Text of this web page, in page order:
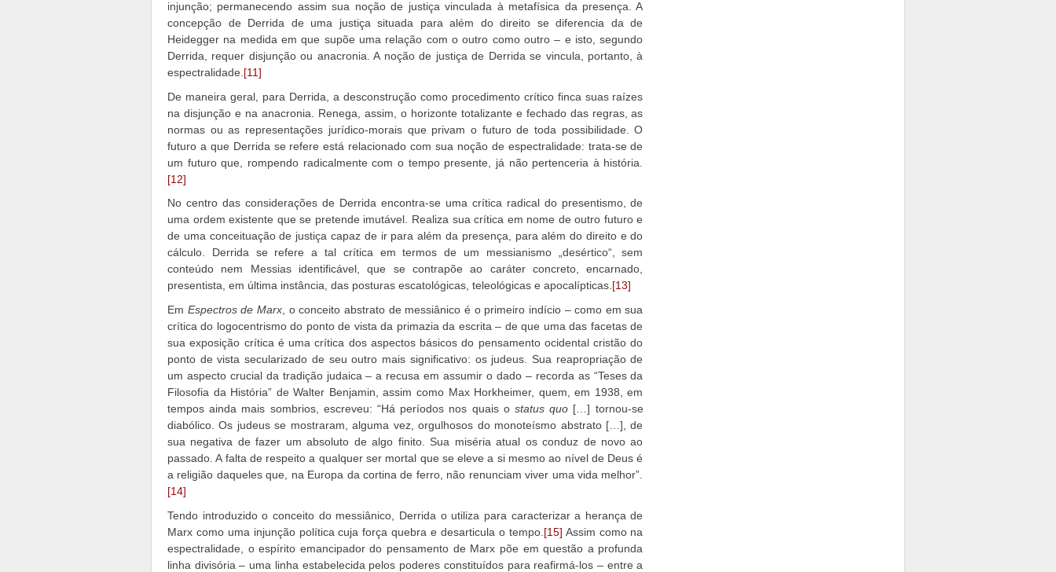
injunção; permanecendo assim sua noção de justiça vinculada à metafísica da presença. A
concepção de Derrida de uma justiça situada para além do direito se diferencia da de
Heidegger na medida em que supõe uma relação com o outro como outro – e isto, segundo
Derrida, requer disjunção ou anacronia. A noção de justiça de Derrida se vincula, portanto, à
espectralidade. [11]
De maneira geral, para Derrida, a desconstrução como procedimento crítico finca suas raízes
na disjunção e na anacronia. Renega, assim, o horizonte totalizante e fechado das regras, as
normas ou as representações jurídico-morais que privam o futuro de toda possibilidade. O
futuro a que Derrida se refere está relacionado com sua noção de espectralidade: trata-se de
um futuro que, rompendo radicalmente com o tempo presente, já não pertenceria à história.
[12]
No centro das considerações de Derrida encontra-se uma crítica radical do presentismo, de
uma ordem existente que se pretende imutável. Realiza sua crítica em nome de outro futuro e
de uma conceituação de justiça capaz de ir para além da presença, para além do direito e do
cálculo. Derrida se refere a tal crítica em termos de um messianismo „desértico“, sem
conteúdo nem Messias identificável, que se contrapõe ao caráter concreto, encarnado,
presentista, em última instância, das posturas escatológicas, teleológicas e apocalípticas.[13]
Em Espectros de Marx, o conceito abstrato de messiânico é o primeiro indício – como em sua
crítica do logocentrismo do ponto de vista da primazia da escrita – de que uma das facetas de
sua exposição crítica é uma crítica dos aspectos básicos do pensamento ocidental cristão do
ponto de vista secularizado de seu outro mais significativo: os judeus. Sua reapropriação de
um aspecto crucial da tradição judaica – a recusa em assumir o dado – recorda as “Teses da
Filosofia da História” de Walter Benjamin, assim como Max Horkheimer, quem, em 1938, em
tempos ainda mais sombrios, escreveu: “Há períodos nos quais o status quo […] tornou-se
diabólico. Os judeus se mostraram, alguma vez, orgulhosos do monoteísmo abstrato […], de
sua negativa de fazer um absoluto de algo finito. Sua miséria atual os conduz de novo ao
passado. A falta de respeito a qualquer ser mortal que se eleve a si mesmo ao nível de Deus é
a religião daqueles que, na Europa da cortina de ferro, não renunciam viver uma vida melhor”.
[14]
Tendo introduzido o conceito do messiânico, Derrida o utiliza para caracterizar a herança de
Marx como uma injunção política cuja força quebra e desarticula o tempo. [15] Assim como na
espectralidade, o espírito emancipador do pensamento de Marx põe em questão a profunda
linha divisória – uma linha estabelecida pelos poderes constituídos para reafirmá-los – entre a